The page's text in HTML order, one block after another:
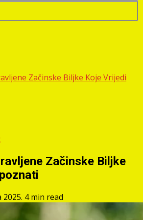
Začinske Biljke Koje Vrijedi
Začinske Biljke
2025. 4 min read